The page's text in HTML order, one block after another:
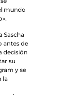
mundo
Sascha
antes de
decisión
su
y se
la